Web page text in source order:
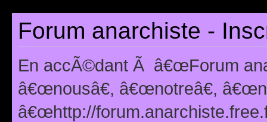
Forum anarchiste -
En accÃ©dant Ã â€œForum
â€œnousâ€, â€œnotreâ€,
â€œhttp://